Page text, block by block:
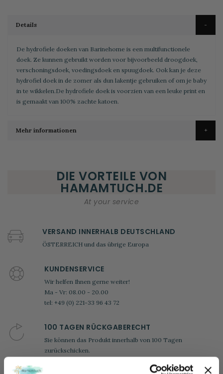
Details
De hydrofiele doeken van Barinehome is een multifunctionele
doek. Ze kunnen gebruikt worden voor bijvoorbeeld droogdoek,
verschoningsdoek, voedingsdoek en spuugdoek. Ook kan je deze
hydrofiel doek in de zomer als dun lakentje gebruiken of om je baby
in te wikkelen.De hydrofiele doek is voorzien van een leuke print en
is gemaakt van 100% zachte katoen.
Mehr informationen
DIE VORTEILE VON
HAMAMTUCH.DE
At your service
VERSAND INNERHALB DEUTSCHLAND
ÖSTERREICH und das übrige Europa
KUNDENSERVICE
Wir helfen Ihnen gerne weiter!
Ma - Vr: 08.00 - 20.00
tel: +49 (0) 221-33 96 43 72
100 TAGEN RÜCKGABERECHT
Sie können das Produkt innerhalb von 100 Tagen
zurückschicken.